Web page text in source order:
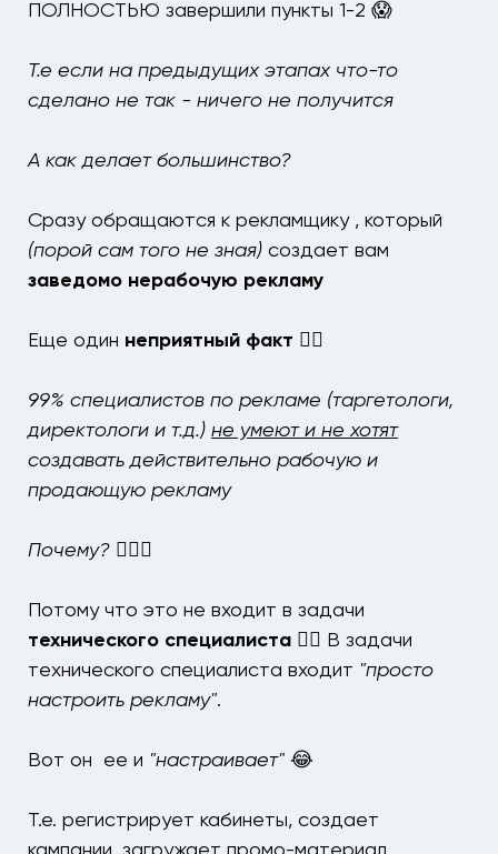
ПОЛНОСТЬЮ завершили пункты 1-2 😱
Т.е если на предыдущих этапах что-то
сделано не так - ничего не получится
А как делает большинство?
Сразу обращаются к рекламщику , который
(порой сам того не зная) создает вам
заведомо нерабочую рекламу
Еще один неприятный факт ☝🏻
99% специалистов по рекламе (таргетологи,
директологи и т.д.) не умеют и не хотят
создавать действительно рабочую и
продающую рекламу
Почему? 🤷🏻‍♂️
Потому что это не входит в задачи
технического специалиста ☝🏻 В задачи
технического специалиста входит "просто
настроить рекламу".
Вот он ее и "настраивает" 😂
Т.е. регистрирует кабинеты, создает